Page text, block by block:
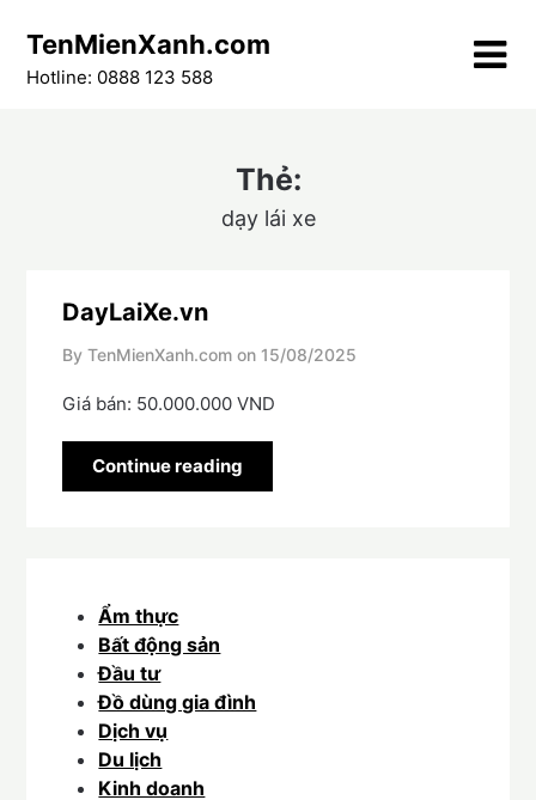
content
TenMienXanh.com
Hotline: 0888 123 588
Thẻ:
dạy lái xe
DayLaiXe.vn
By TenMienXanh.com on 15/08/2025
Giá bán: 50.000.000 VND
Continue reading
Ẩm thực
Bất động sản
Đầu tư
Đồ dùng gia đình
Dịch vụ
Du lịch
Kinh doanh